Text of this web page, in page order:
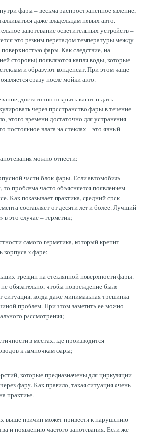
фары – весьма распространенное явление,
даже владельцам новых авто.
запотевание осветительных устройств –
это резким перепадом температуры между
фары. Как следствие, на
стороны) появляются капли воды, которые
и образуют конденсат. При этом чаще
сразу после мойки авто.
достаточно открыть капот и дать
через пространство фары в течение
этого времени достаточно для устранения
постоянное влага на стеклах – это явный
можно отнести:
части блок-фары. Если автомобиль
то проблема часто объясняется появлением
Как показывает практика, средний срок
составляет от десяти лет и более. Лучший
в это случае – герметик;
самого герметика, который крепит
корпуса к фаре;
трещин на стеклянной поверхности фары.
обязательно, чтобы повреждение было
когда даже минимальная трещинка
проблем. При этом заметить ее можно
рассмотрения;
в местах, где производится
к лампочкам фары;
которые предназначены для циркуляции
фару. Как правило, такая ситуация очень
практике.
выше причин может привести к нарушению
и появлению частого запотевания. Если же
КОЛОДКИ
ДИСКИ